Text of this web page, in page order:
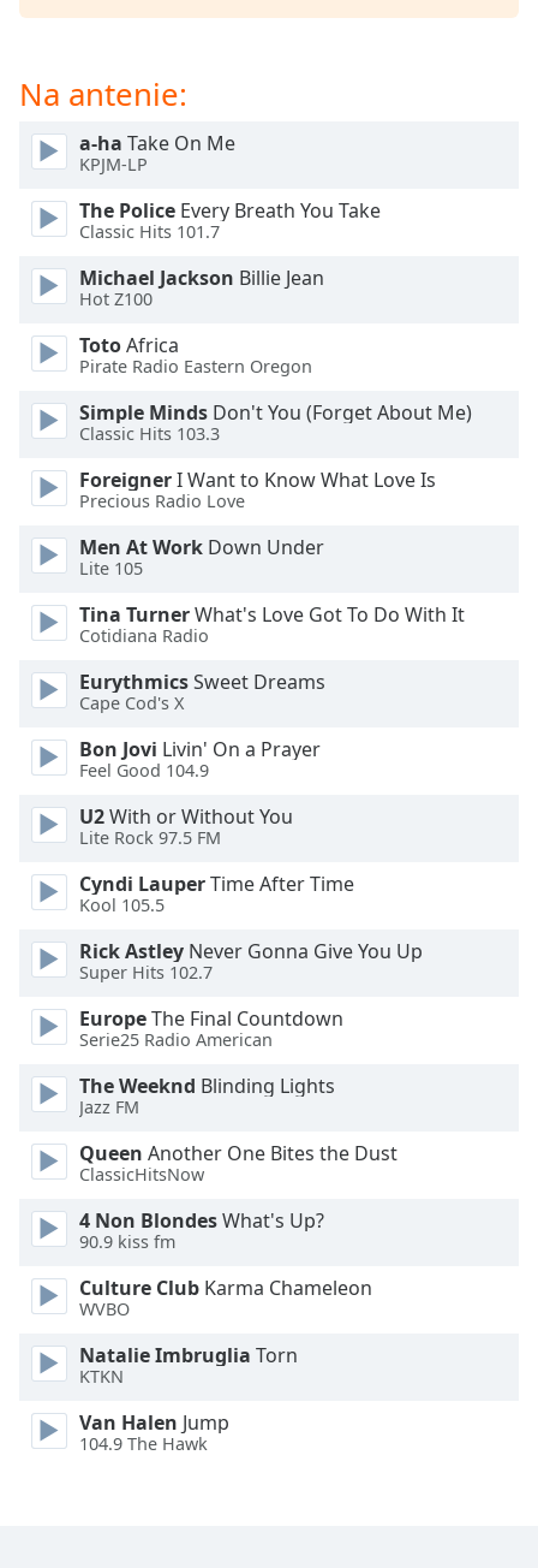
settings
off,
selected
Picture-
Picture
Fullscreen
This
modal
window.
Beginning
dialog
window.
Escape
and
close
window.
Text
Color
Opacity
Text
Background
Color
Opacity
Caption
Background
Color
Opacity
Size
Na antenie:
a-ha Take On Me
KPJM-LP
The Police Every Breath You Take
Classic Hits 101.7
Michael Jackson Billie Jean
Hot Z100
TotoAfrica
Pirate Radio Eastern Oregon
Simple Minds Don't You (Forget About Me)
Classic Hits 103.3
ForeignerI Want to Know What Love Is
Precious Radio Love
Men At Work Down Under
Lite 105
Tina TurnerWhat's Love Got To Do With It
Cotidiana Radio
EurythmicsSweet Dreams
Cape Cod's X
Bon Jovi Livin' On a Prayer
Feel Good 104.9
U2With or Without You
Lite Rock 97.5 FM
Cyndi LauperTime After Time
Kool 105.5
Rick Astley Never Gonna Give You Up
Super Hits 102.7
EuropeThe Final Countdown
Serie25 Radio American
The Weeknd Blinding Lights
Jazz FM
Queen Another One Bites the Dust
ClassicHitsNow
4 Non BlondesWhat's Up?
90.9 kiss fm
Culture Club Karma Chameleon
WVBO
Natalie Imbruglia Torn
KTKN
Van Halen Jump
104.9 The Hawk